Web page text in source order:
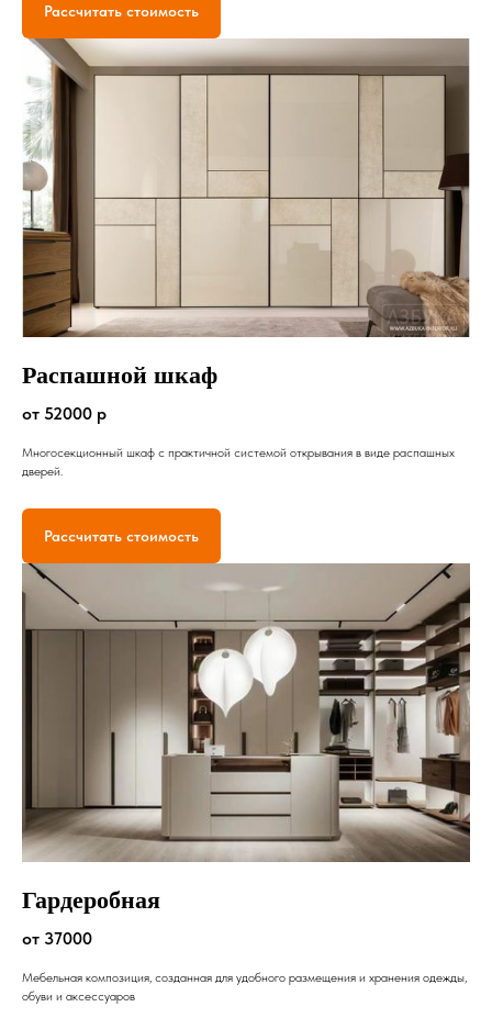
Рассчитать стоимость
Распашной шкаф
от 52000 р
Многосекционный шкаф с практичной системой открывания в виде распашных
дверей.
Рассчитать стоимость
Гардеробная
от 37000
Мебельная композиция, созданная для удобного размещения и хранения одежды,
обуви и аксессуаров